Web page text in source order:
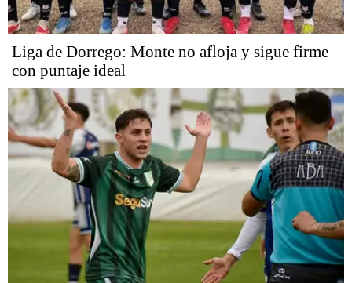
Liga de Dorrego: Monte no afloja y sigue firme
con puntaje ideal